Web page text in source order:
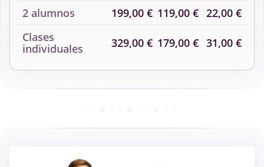
2 alumnos 199,00 € 119,00 € 22,00 €
Clases
individuales
329,00 € 179,00 € 31,00 €